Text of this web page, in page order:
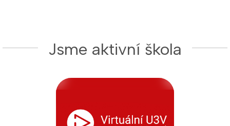
Jsme aktivní škola